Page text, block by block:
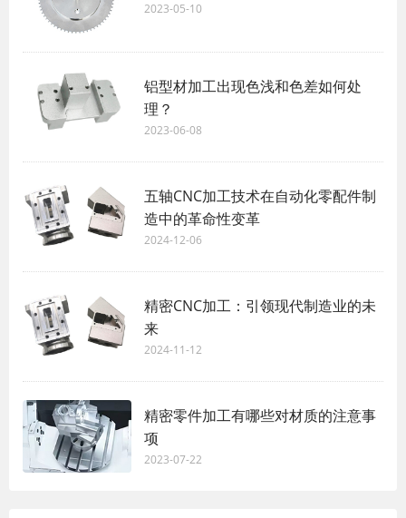
2023-05-10
铝型材加工出现色浅和色差如何处
理？
2023-06-08
五轴CNC加工技术在自动化零配件制
造中的革命性变革
2024-12-06
精密CNC加工：引领现代制造业的未
来
2024-11-12
精密零件加工有哪些对材质的注意事
项
2023-07-22